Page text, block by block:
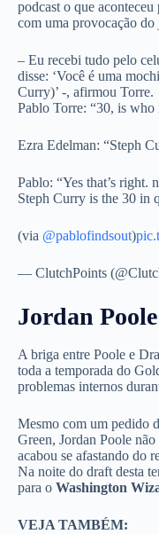
podcast o que
com uma provocação
– Eu recebi tudo pelo
disse: ‘Você é uma
Curry)’ -, afirmou Torre.
Pablo Torre: “30, is who
Ezra Edelman: “Steph
Pablo: “Yes that’s right.
Steph Curry is the 30 in
(via @pablofindsout)
— ClutchPoints
Jordan
A briga entre Poole e
toda a temporada do
problemas internos
Mesmo com um pedido
Green, Jordan Poole
acabou se afastando do
Na noite do draft desta
para o Washington
VEJA TAMBÉM: